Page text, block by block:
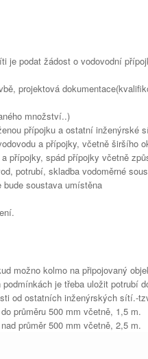
je podat žádost o vodovodní
projektová
množství..)
přípojku a ostatní inženýrské
a přípojky, včetně širšího
přípojky, spád přípojky včetně
potrubí, skladba vodoměrné
soustava umístěna
možno kolmo na připojovaný
je třeba uložit potrubí
od ostatních inženýrských sítí.-
průměru 500 mm včetně, 1,5 m.
průměr 500 mm včetně, 2,5 m.